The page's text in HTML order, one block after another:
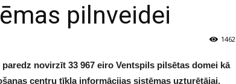
pilnveidei
1462
novirzīt 33 967 eiro Ventspils pilsētas domei kā
centru tīkla informācijas sistēmas uzturētājai.